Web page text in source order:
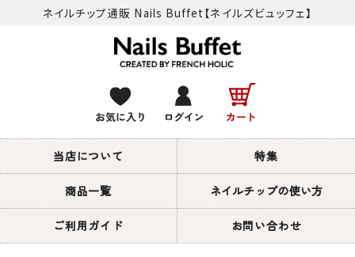
ネイルチップ通販 Nails Buffet【ネイルズビュッフェ】
当店について 特集
商品一覧 ネイルチップの使い方
ご利用ガイド お問い合わせ